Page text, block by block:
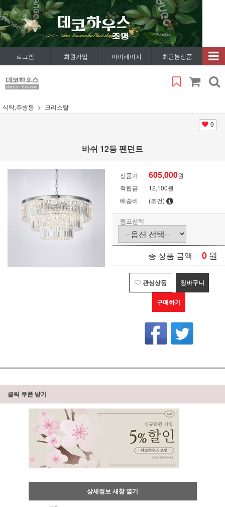
로그인 회원가입 마이페이지 최근본상품
식탁,주방등 크리스탈
0
바쉬 12등 펜던트
상품가 605,000원
적립금
12,100원
배송비
(조건)
램프선택
총 상품 금액 0 원
관심상품 장바구니
구매하기
클릭 쿠폰 받기
상세정보 새창 열기